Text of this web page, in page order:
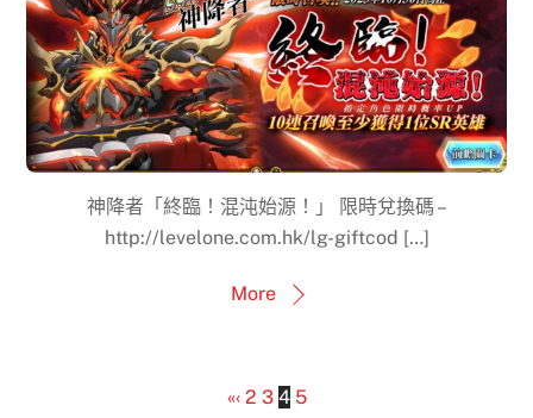
神降者「終臨！混沌始源！」 限時兌換碼 –
http://levelone.com.hk/lg-giftcod […]
More
«‹ 2 3 4 5